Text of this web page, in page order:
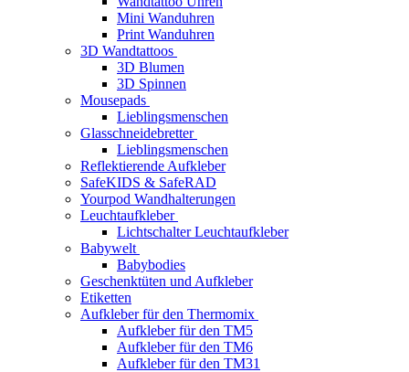
Mini Wanduhren
Print Wanduhren
3D Wandtattoos
3D Blumen
3D Spinnen
Mousepads
Lieblingsmenschen
Glasschneidebretter
Lieblingsmenschen
Reflektierende Aufkleber
SafeKIDS & SafeRAD
Yourpod Wandhalterungen
Leuchtaufkleber
Lichtschalter Leuchtaufkleber
Babywelt
Babybodies
Geschenktüten und Aufkleber
Etiketten
Aufkleber für den Thermomix
Aufkleber für den TM5
Aufkleber für den TM6
Aufkleber für den TM31